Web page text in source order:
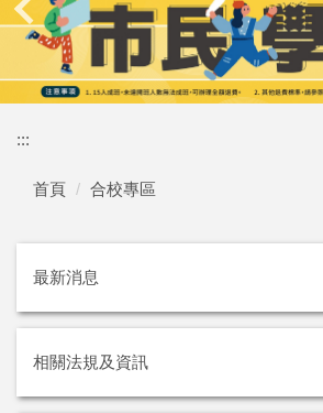
:::
首頁 合校專區
最新消息
相關法規及資訊